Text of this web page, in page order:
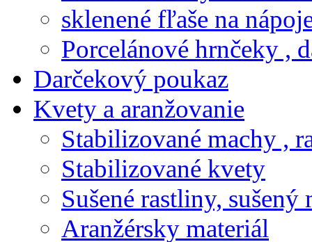
sklenené fľaše na
Porcelánové hrnčeky ,
Darčekový poukaz
Kvety a aranžovanie
Stabilizované machy ,
Stabilizované kvety
Sušené rastliny,
Aranžérsky materiál